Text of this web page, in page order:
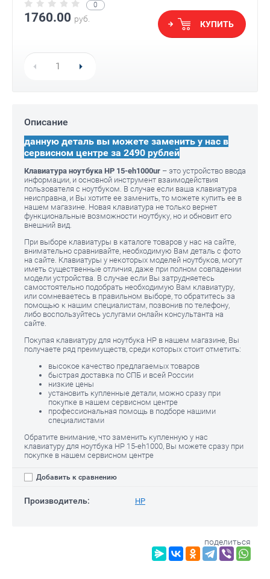
0
1760.00 руб.
КУПИТЬ
Описание
данную деталь вы можете заменить у нас в
сервисном центре за 2490 рублей
Клавиатура ноутбука HP 15-eh1000ur – это устройство ввода
информации, и основной инструмент взаимодействия
пользователя с ноутбуком. В случае если ваша клавиатура
неисправна, и Вы хотите ее заменить, то можете купить ее в
нашем магазине. Новая клавиатура не только вернет
функциональные возможности ноутбуку, но и обновит его
внешний вид.
При выборе клавиатуры в каталоге товаров у нас на сайте,
внимательно сравнивайте, необходимую Вам деталь с фото
на сайте. Клавиатуры у некоторых моделей ноутбуков, могут
иметь существенные отличия, даже при полном совпадении
модели устройства. В случае если Вы затрудняетесь
самостоятельно подобрать необходимую Вам клавиатуру,
или сомневаетесь в правильном выборе, то обратитесь за
помощью к нашим специалистам, позвонив по телефону,
либо воспользуйтесь услугами онлайн консультанта на
сайте.
Покупая клавиатуру для ноутбука HP в нашем магазине, Вы
получаете ряд преимуществ, среди которых стоит отметить:
высокое качество предлагаемых товаров
быстрая доставка по СПБ и всей России
низкие цены
установить купленные детали, можно сразу при
покупке в нашем сервисном центре
профессиональная помощь в подборе нашими
специалистами
Обратите внимание, что заменить купленную у нас
клавиатуру для ноутбука HP 15-eh1000, Вы можете сразу при
покупке в нашем сервисном центре
Добавить к сравнению
Производитель: HP
поделиться